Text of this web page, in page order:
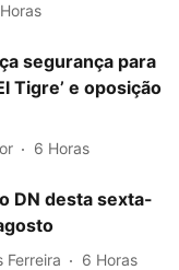
segurança para
Tigre’ e oposição
6 Horas
DN desta sexta-
Ferreira 6 Horas